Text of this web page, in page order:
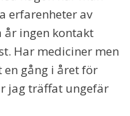
erfarenheter av
år ingen kontakt
Har mediciner men
gång i året för
jag träffat ungefär